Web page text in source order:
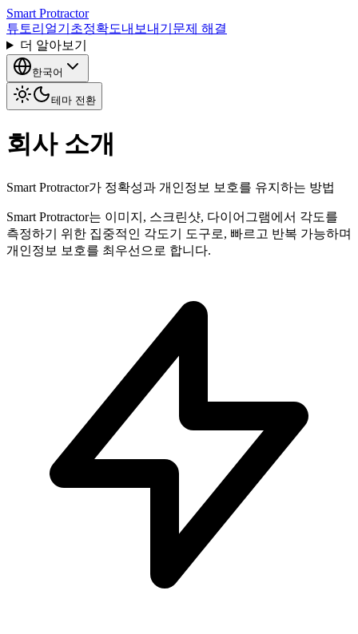
Smart Protractor
튜토리얼기초정확도내보내기 문제 해결
더 알아보기
한국어
테마 전환
회사 소개
Smart Protractor가 정확성과 개인정보 보호를 유지하는 방법
Smart Protractor는 이미지, 스크린샷, 다이어그램에서 각도를
측정하기 위한 집중적인 각도기 도구로, 빠르고 반복 가능하며
개인정보 보호를 최우선으로 합니다.